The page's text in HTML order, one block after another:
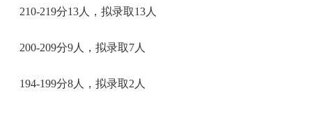
210-219分13人，拟录取13人
200-209分9人，拟录取7人
194-199分8人，拟录取2人